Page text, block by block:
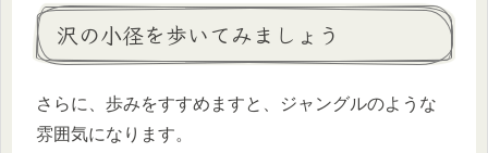
沢の小径を歩いてみましょう
さらに、歩みをすすめますと、ジャングルのような
雰囲気になります。